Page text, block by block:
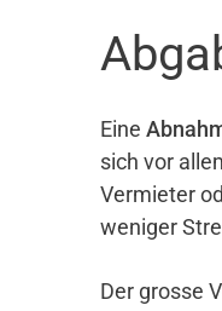
Eine
sich vor
Vermieter
weniger
Der grosse